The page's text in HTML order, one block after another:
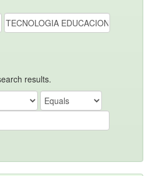
results.